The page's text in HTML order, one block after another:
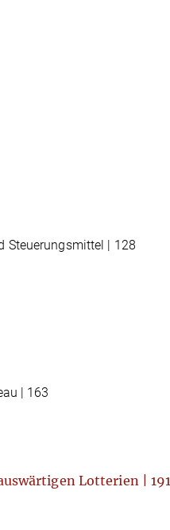
Steuerungsmittel | 128
| 163
Lotterien | 191